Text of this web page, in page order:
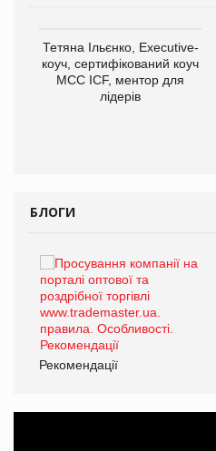
Тетяна Ільєнко, Executive-
коуч, сертифікований коуч
МСС ICF, ментор для
лідерів
БЛОГИ
Рекомендації